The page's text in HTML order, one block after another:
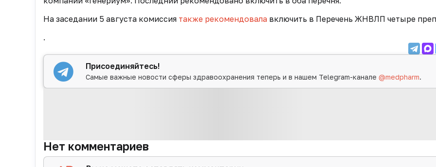
На заседании 5 августа комиссия также рекомендовала включить в Перечень ЖНВЛП четыре
.
Присоединяйтесь!
Самые важные новости сферы здравоохранения теперь и в нашем Telegram-канале@medpharm.
Нет комментариев